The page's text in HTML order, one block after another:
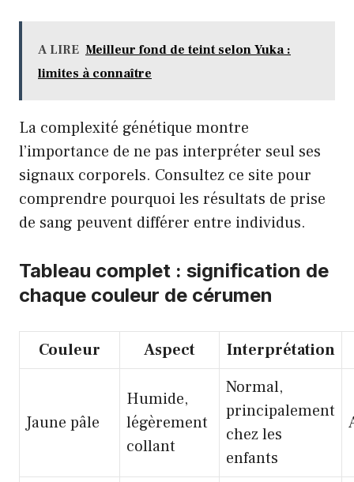
A LIRE Meilleur fond de teint selon Yuka :
limites à connaître
La complexité génétique montre
l’importance de ne pas interpréter seul ses
signaux corporels. Consultez ce site pour
comprendre pourquoi les résultats de prise
de sang peuvent différer entre individus.
Tableau complet : signification de
chaque couleur de cérumen
Couleur Aspect Interprétation
Jaune pâle
Humide,
légèrement
collant
Normal,
principalement
chez les
enfants